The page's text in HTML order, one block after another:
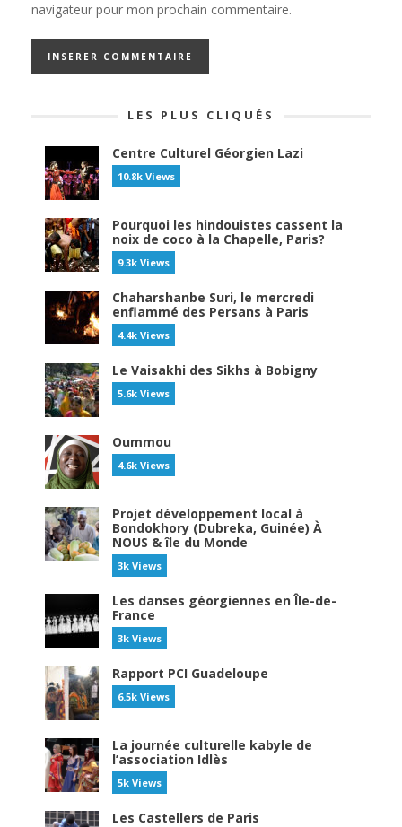
navigateur pour mon prochain commentaire.
LES PLUS CLIQUÉS
Centre Culturel Géorgien Lazi
10.8k Views
Pourquoi les hindouistes cassent la
noix de coco à la Chapelle, Paris?
9.3k Views
Chaharshanbe Suri, le mercredi
enflammé des Persans à Paris
4.4k Views
Le Vaisakhi des Sikhs à Bobigny
5.6k Views
Oummou
4.6k Views
Projet développement local à
Bondokhory (Dubreka, Guinée) À
NOUS & île du Monde
3k Views
Les danses géorgiennes en Île-de-
France
3k Views
Rapport PCI Guadeloupe
6.5k Views
La journée culturelle kabyle de
l’association Idlès
5k Views
Les Castellers de Paris